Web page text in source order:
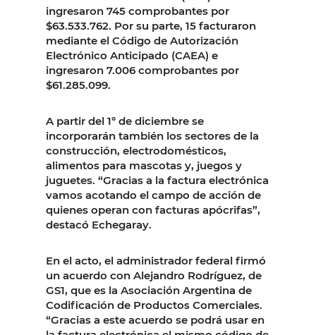
ingresaron 745 comprobantes por
$63.533.762. Por su parte, 15 facturaron
mediante el Código de Autorización
Electrónico Anticipado (CAEA) e
ingresaron 7.006 comprobantes por
$61.285.099.
A partir del 1° de diciembre se
incorporarán también los sectores de la
construcción, electrodomésticos,
alimentos para mascotas y, juegos y
juguetes. “Gracias a la factura electrónica
vamos acotando el campo de acción de
quienes operan con facturas apócrifas”,
destacó Echegaray.
En el acto, el administrador federal firmó
un acuerdo con Alejandro Rodríguez, de
GS1, que es la Asociación Argentina de
Codificación de Productos Comerciales.
“Gracias a este acuerdo se podrá usar en